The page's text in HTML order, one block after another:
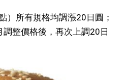
）所有規格均調漲20日圓；
調整價格後，再次上調20日